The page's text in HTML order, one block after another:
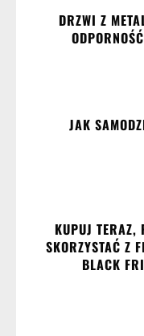
DRZWI Z
JAK
KUPUJ TERAZ,
SKORZYSTAĆ Z
BLACK